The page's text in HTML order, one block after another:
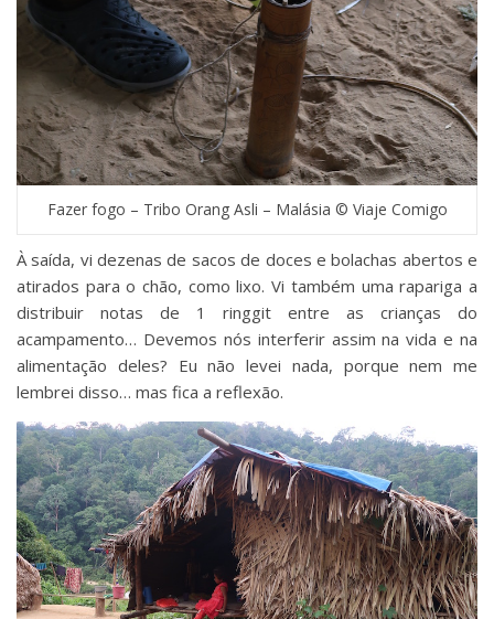
Fazer fogo – Tribo Orang Asli – Malásia © Viaje Comigo
À saída, vi dezenas de sacos de doces e bolachas abertos e
atirados para o chão, como lixo. Vi também uma rapariga a
distribuir notas de 1 ringgit entre as crianças do
acampamento… Devemos nós interferir assim na vida e na
alimentação deles? Eu não levei nada, porque nem me
lembrei disso… mas fica a reflexão.